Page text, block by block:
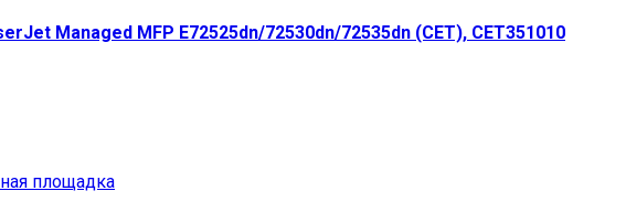
Managed MFP E72525dn/72530dn/72535dn (CET), CET351010
площадка